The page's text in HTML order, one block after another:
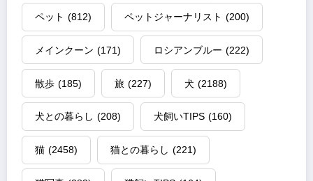
ペット (812) ペットジャーナリスト (200)
メインクーン (171) ロシアンブルー (222)
散歩 (185) 旅 (227) 犬 (2188)
犬との暮らし (208) 犬飼いTIPS (160)
猫 (2458) 猫との暮らし (221)